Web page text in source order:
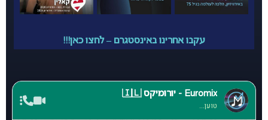
עקבו אחרינו באינסטגרם – לחצו כאן!!!
Euromix - יורומיקס 🇮🇱
טוען...